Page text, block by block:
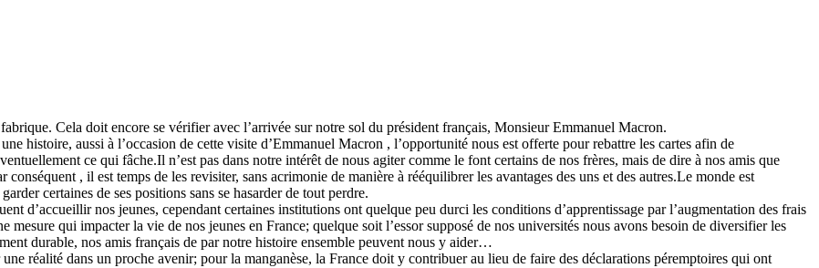
Cela doit encore se vérifier avec l’arrivée sur notre sol du président français, Monsieur Emmanuel Macron.
histoire, aussi à l’occasion de cette visite d’Emmanuel Macron , l’opportunité nous est offerte pour rebattre les cartes afin de
ce qui fâche.Il n’est pas dans notre intérêt de nous agiter comme le font certains de nos frères, mais de dire à nos amis que
, il est temps de les revisiter, sans acrimonie de manière à rééquilibrer les avantages des uns et des autres.Le monde est
certaines de ses positions sans se hasarder de tout perdre.
d’accueillir nos jeunes, cependant certaines institutions ont quelque peu durci les conditions d’apprentissage par l’augmentation des frais
mesure qui impacter la vie de nos jeunes en France; quelque soit l’essor supposé de nos universités nous avons besoin de diversifier les
durable, nos amis français de par notre histoire ensemble peuvent nous y aider…
réalité dans un proche avenir; pour la manganèse, la France doit y contribuer au lieu de faire des déclarations péremptoires qui ont